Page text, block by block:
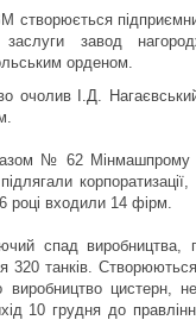
створюється
завод
орденом.
очолив І.Д.
№ 62 Мінмашпрому
році входили 14 фірм.
спад виробництва,
320 танків.
виробництво цистерн,
10 грудня до